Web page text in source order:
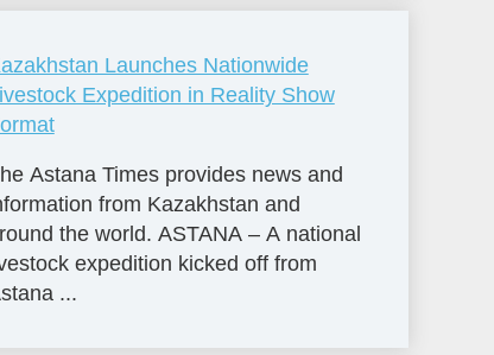
Launches Nationwide
Expedition in Reality Show
Astana Times provides news and
from Kazakhstan and
the world. ASTANA – A national
expedition kicked off from
...